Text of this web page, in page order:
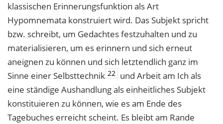
klassischen Erinnerungsfunktion als Art
Hypomnemata konstruiert wird. Das Subjekt spricht
bzw. schreibt, um Gedachtes festzuhalten und zu
materialisieren, um es erinnern und sich erneut
aneignen zu können und sich letztendlich ganz im
Sinne einer Selbsttechnik 22 und Arbeit am Ich als
eine ständige Aushandlung als einheitliches Subjekt
konstituieren zu können, wie es am Ende des
Tagebuches erreicht scheint. Es bleibt am Rande